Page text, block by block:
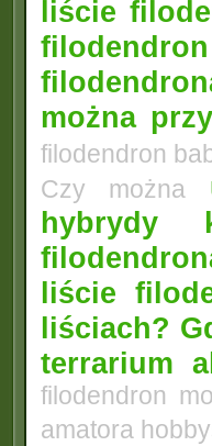
liście
można
filodendron
Czy można
hybrydy
liście
liściach?
terrarium
filodendron
amatora